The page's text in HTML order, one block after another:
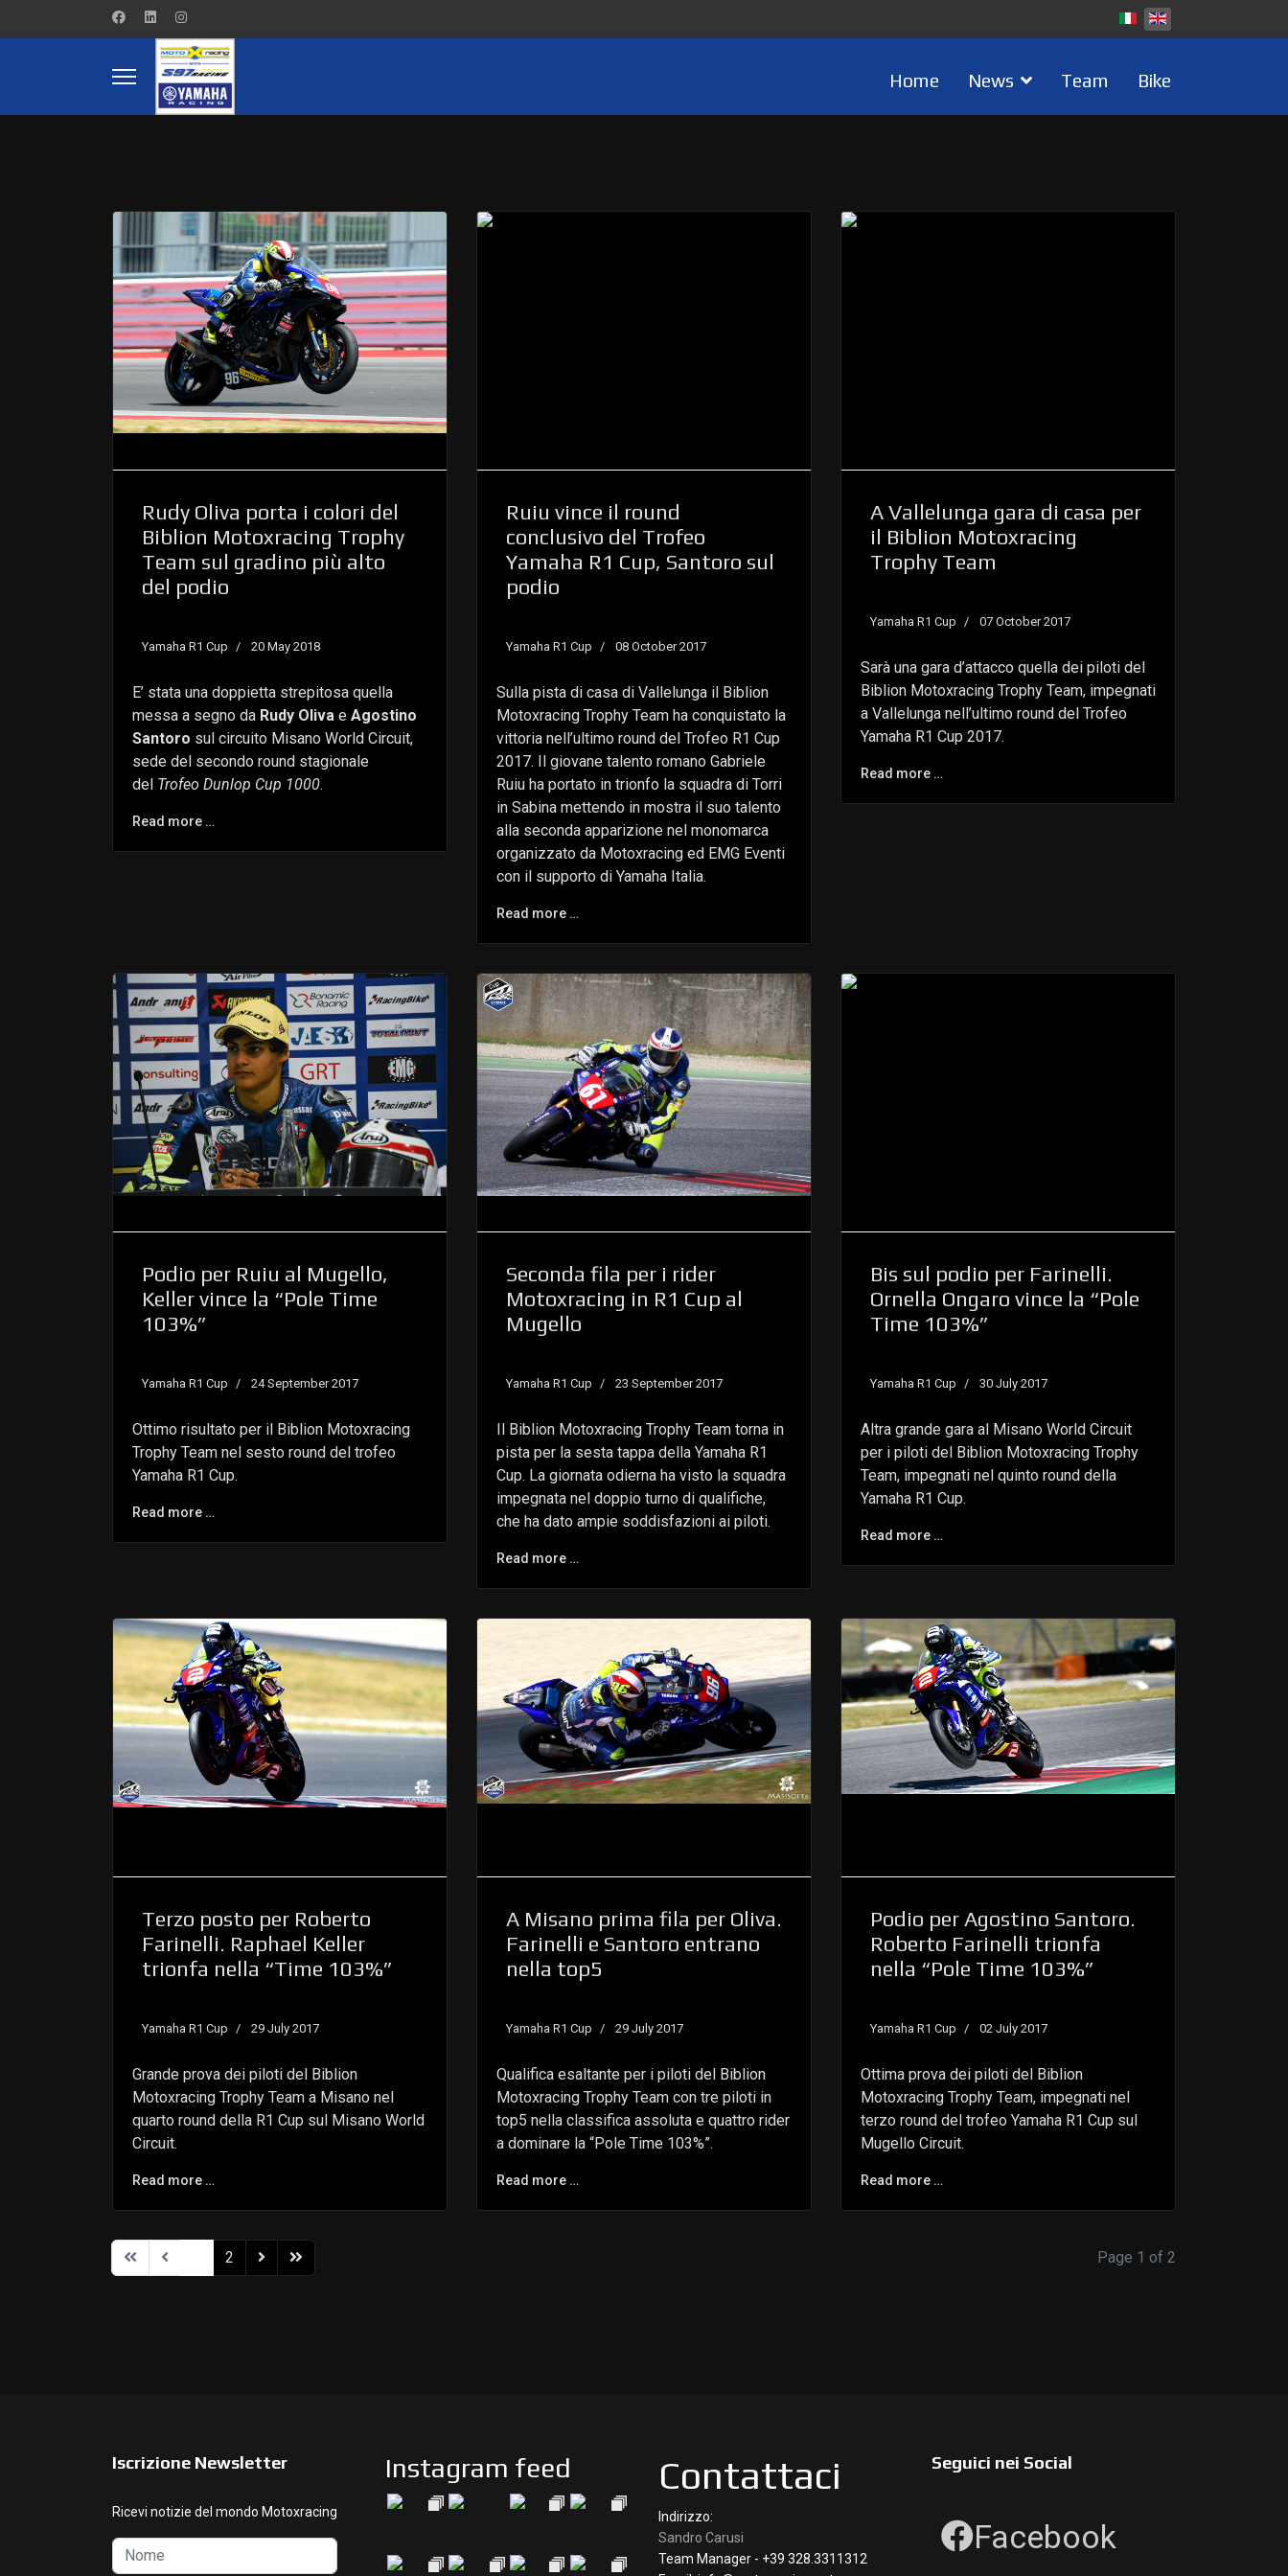
Home News Team Bike
Rudy Oliva porta i colori del
Biblion Motoxracing Trophy
Team sul gradino più alto
del podio
Yamaha R1 Cup 20 May 2018
E’ stata una doppietta strepitosa quella
messa a segno da Rudy Oliva e Agostino
Santoro sul circuito Misano World Circuit,
sede del secondo round stagionale
del Trofeo Dunlop Cup 1000.
Read more …
Ruiu vince il round
conclusivo del Trofeo
Yamaha R1 Cup, Santoro sul
podio
Yamaha R1 Cup 08 October 2017
Sulla pista di casa di Vallelunga il Biblion
Motoxracing Trophy Team ha conquistato la
vittoria nell’ultimo round del Trofeo R1 Cup
2017. Il giovane talento romano Gabriele
Ruiu ha portato in trionfo la squadra di Torri
in Sabina mettendo in mostra il suo talento
alla seconda apparizione nel monomarca
organizzato da Motoxracing ed EMG Eventi
con il supporto di Yamaha Italia.
Read more …
A Vallelunga gara di casa per
il Biblion Motoxracing
Trophy Team
Yamaha R1 Cup 07 October 2017
Sarà una gara d’attacco quella dei piloti del
Biblion Motoxracing Trophy Team, impegnati
a Vallelunga nell’ultimo round del Trofeo
Yamaha R1 Cup 2017.
Read more …
Podio per Ruiu al Mugello,
Keller vince la “Pole Time
103%”
Yamaha R1 Cup 24 September 2017
Ottimo risultato per il Biblion Motoxracing
Trophy Team nel sesto round del trofeo
Yamaha R1 Cup.
Read more …
Seconda fila per i rider
Motoxracing in R1 Cup al
Mugello
Yamaha R1 Cup 23 September 2017
Il Biblion Motoxracing Trophy Team torna in
pista per la sesta tappa della Yamaha R1
Cup. La giornata odierna ha visto la squadra
impegnata nel doppio turno di qualifiche,
che ha dato ampie soddisfazioni ai piloti.
Read more …
Bis sul podio per Farinelli.
Ornella Ongaro vince la “Pole
Time 103%”
Yamaha R1 Cup 30 July 2017
Altra grande gara al Misano World Circuit
per i piloti del Biblion Motoxracing Trophy
Team, impegnati nel quinto round della
Yamaha R1 Cup.
Read more …
Terzo posto per Roberto
Farinelli. Raphael Keller
trionfa nella “Time 103%”
Yamaha R1 Cup 29 July 2017
Grande prova dei piloti del Biblion
Motoxracing Trophy Team a Misano nel
quarto round della R1 Cup sul Misano World
Circuit.
Read more …
A Misano prima fila per Oliva.
Farinelli e Santoro entrano
nella top5
Yamaha R1 Cup 29 July 2017
Qualifica esaltante per i piloti del Biblion
Motoxracing Trophy Team con tre piloti in
top5 nella classifica assoluta e quattro rider
a dominare la “Pole Time 103%”.
Read more …
Podio per Agostino Santoro.
Roberto Farinelli trionfa
nella “Pole Time 103%”
Yamaha R1 Cup 02 July 2017
Ottima prova dei piloti del Biblion
Motoxracing Trophy Team, impegnati nel
terzo round del trofeo Yamaha R1 Cup sul
Mugello Circuit.
Read more …
2 Page 1 of 2
Iscrizione Newsletter
Ricevi notizie del mondo Motoxracing
Instagram feed Contattaci
Indirizzo:
Sandro Carusi
Team Manager - +39 328.3311312
Seguici nei Social
Facebook